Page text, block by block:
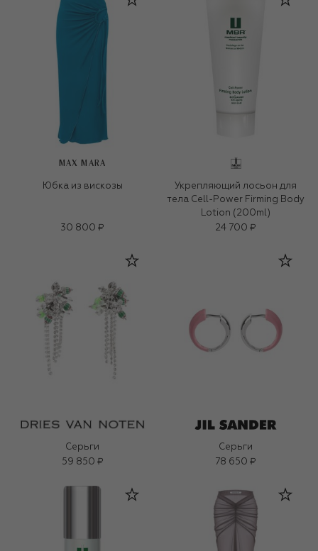
MAX MARA
Юбка из вискозы
30 800 ₽
Укрепляющий лосьон для
тела Cell-Power Firming Body
Lotion (200ml)
24 700 ₽
Серьги
59 850 ₽
Серьги
78 650 ₽